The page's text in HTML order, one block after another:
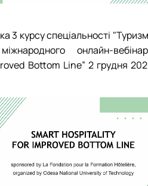
3 курсу спеціальності "Туризм
міжнародного онлайн-
Bottom Line” 2 грудня